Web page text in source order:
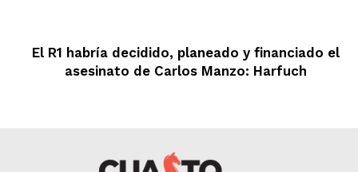
El R1 habría decidido, planeado y financiado el
asesinato de Carlos Manzo: Harfuch